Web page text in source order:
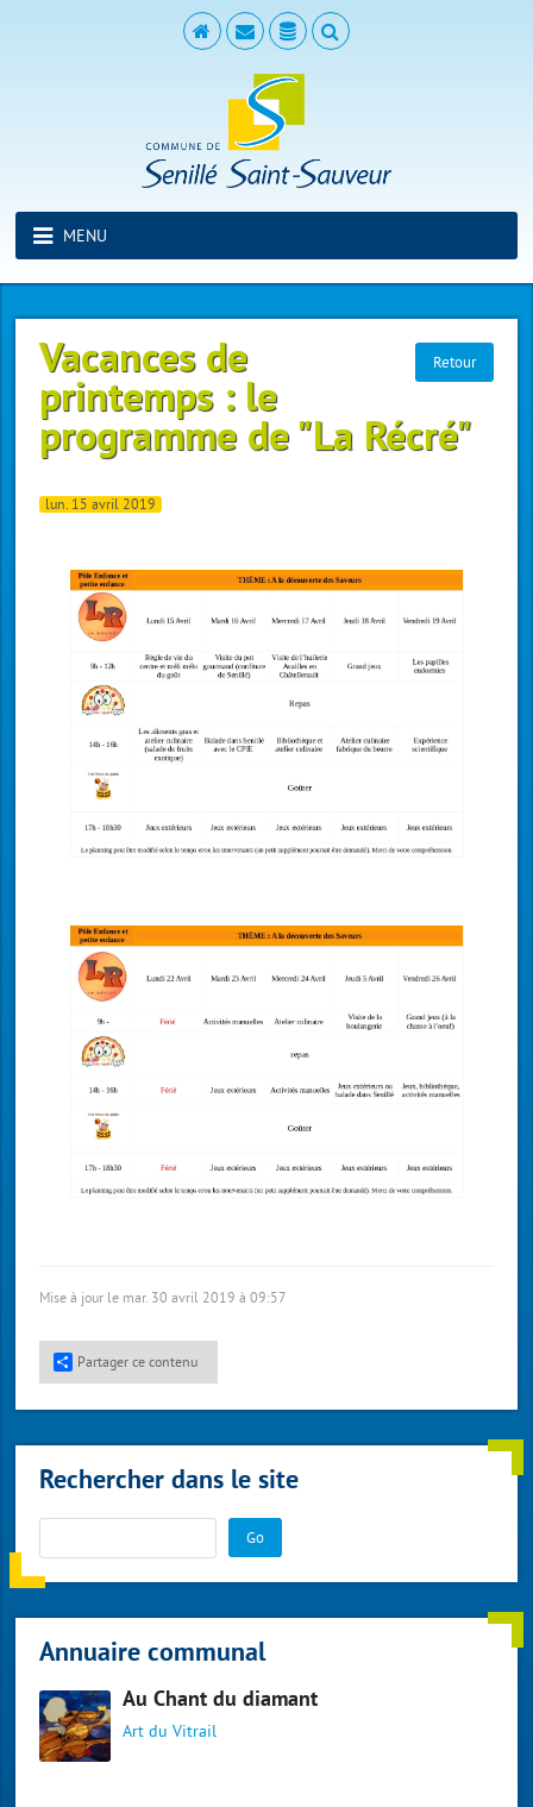
MENU
Retour
Vacances de
printemps : le
programme de "La Récré"
lun. 15 avril 2019
Mise à jour le mar. 30 avril 2019 à 09:57
Partager ce contenu
Rechercher dans le site
Go
Annuaire communal
Au Chant du diamant
Art du Vitrail